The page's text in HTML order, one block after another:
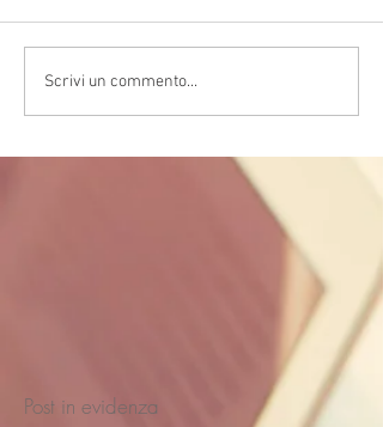
Scrivi un commento...
Post in evidenza